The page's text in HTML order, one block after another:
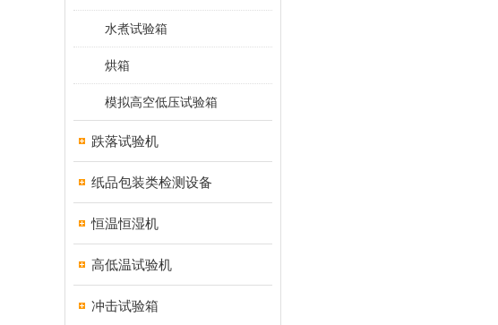
水煮试验箱
烘箱
模拟高空低压试验箱
跌落试验机
纸品包装类检测设备
恒温恒湿机
高低温试验机
冲击试验箱